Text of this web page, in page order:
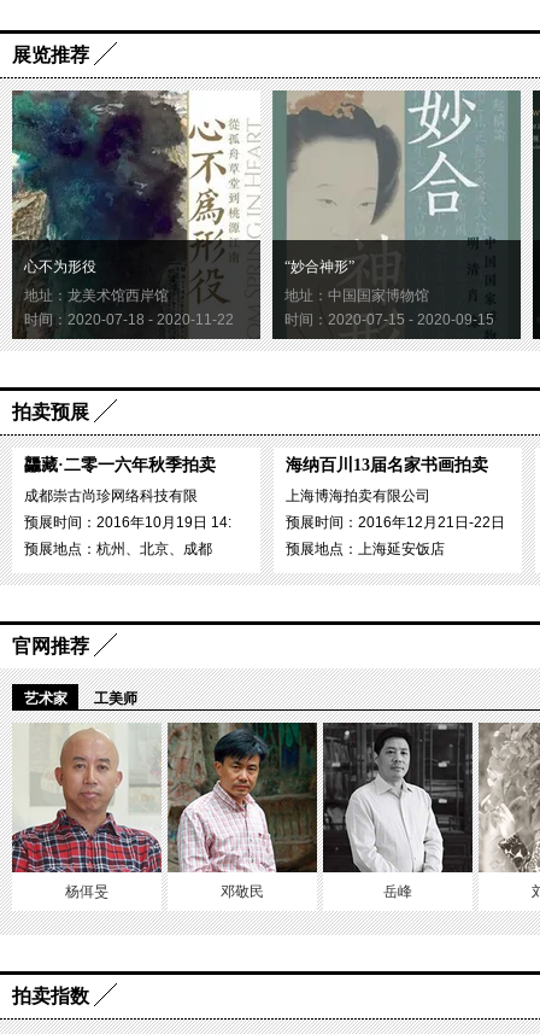
展览推荐
心不为形役
地址：龙美术馆西岸馆
时间：2020-07-18 - 2020-11-22
“妙合神形”
地址：中国国家博物馆
时间：2020-07-15 - 2020-09-15
拍卖预展
龘藏·二零一六年秋季拍卖
成都崇古尚珍网络科技有限
预展时间：2016年10月19日 14:
预展地点：杭州、北京、成都
海纳百川13届名家书画拍卖
上海博海拍卖有限公司
预展时间：2016年12月21日-22日
预展地点：上海延安饭店
官网推荐
艺术家 工美师
杨佴旻 邓敬民 岳峰
拍卖指数